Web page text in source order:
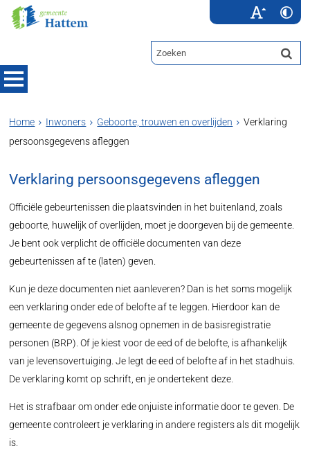
Home Inwoners Geboorte, trouwen en overlijden
Verklaring
persoonsgegevens afleggen
Verklaring persoonsgegevens afleggen
Officiële gebeurtenissen die plaatsvinden in het buitenland, zoals
geboorte, huwelijk of overlijden, moet je doorgeven bij de gemeente.
Je bent ook verplicht de officiële documenten van deze
gebeurtenissen af te (laten) geven.
Kun je deze documenten niet aanleveren? Dan is het soms mogelijk
een verklaring onder ede of belofte af te leggen. Hierdoor kan de
gemeente de gegevens alsnog opnemen in de basisregistratie
personen (BRP). Of je kiest voor de eed of de belofte, is afhankelijk
van je levensovertuiging. Je legt de eed of belofte af in het stadhuis.
De verklaring komt op schrift, en je ondertekent deze.
Het is strafbaar om onder ede onjuiste informatie door te geven. De
gemeente controleert je verklaring in andere registers als dit mogelijk
is.